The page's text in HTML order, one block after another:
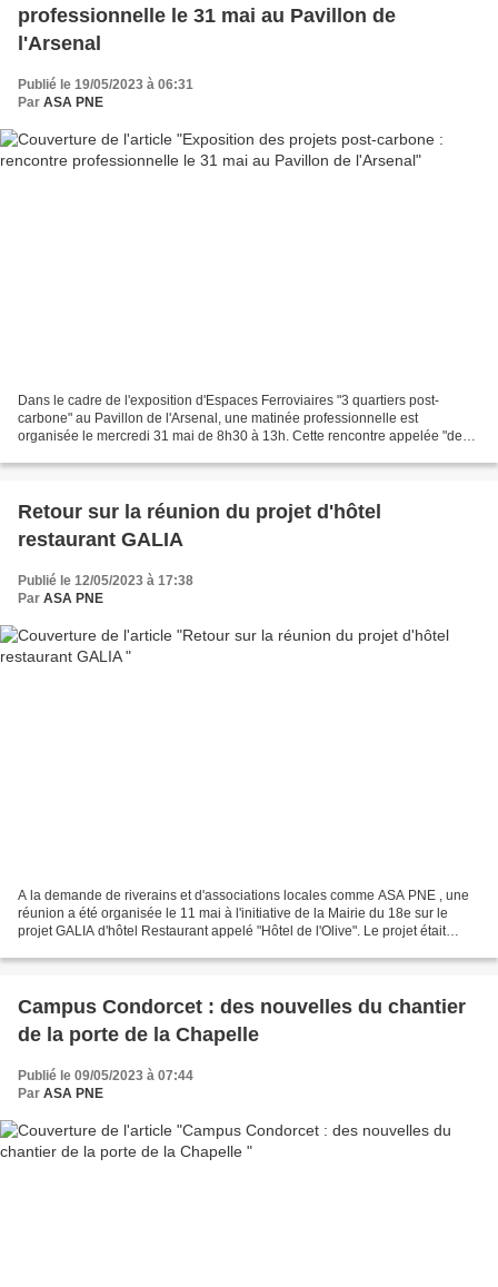
professionnelle le 31 mai au Pavillon de
l'Arsenal
Publié le 19/05/2023 à 06:31
Par ASA PNE
Dans le cadre de l'exposition d'Espaces Ferroviaires "3 quartiers post-
carbone" au Pavillon de l'Arsenal, une matinée professionnelle est
organisée le mercredi 31 mai de 8h30 à 13h. Cette rencontre appelée "des
Retour sur la réunion du projet d'hôtel
restaurant GALIA
Publié le 12/05/2023 à 17:38
Par ASA PNE
A la demande de riverains et d'associations locales comme ASA PNE , une
réunion a été organisée le 11 mai à l'initiative de la Mairie du 18e sur le
projet GALIA d'hôtel Restaurant appelé "Hôtel de l'Olive". Le projet était
Campus Condorcet : des nouvelles du chantier
de la porte de la Chapelle
Publié le 09/05/2023 à 07:44
Par ASA PNE